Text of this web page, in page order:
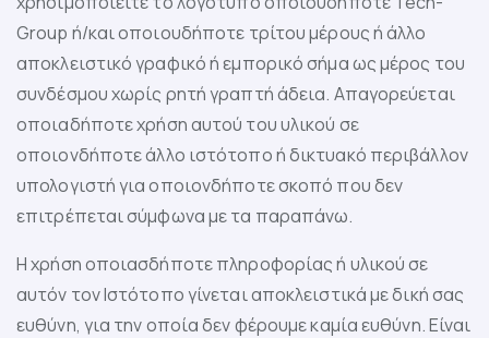
Group ή/και οποιουδήποτε τρίτου μέρους ή άλλο
αποκλειστικό γραφικό ή εμπορικό σήμα ως μέρος του
συνδέσμου χωρίς ρητή γραπτή άδεια. Απαγορεύεται
οποιαδήποτε χρήση αυτού του υλικού σε
οποιονδήποτε άλλο ιστότοπο ή δικτυακό περιβάλλον
υπολογιστή για οποιονδήποτε σκοπό που δεν
επιτρέπεται σύμφωνα με τα παραπάνω.
Η χρήση οποιασδήποτε πληροφορίας ή υλικού σε
αυτόν τον Ιστότοπο γίνεται αποκλειστικά με δική σας
ευθύνη, για την οποία δεν φέρουμε καμία ευθύνη. Είναι